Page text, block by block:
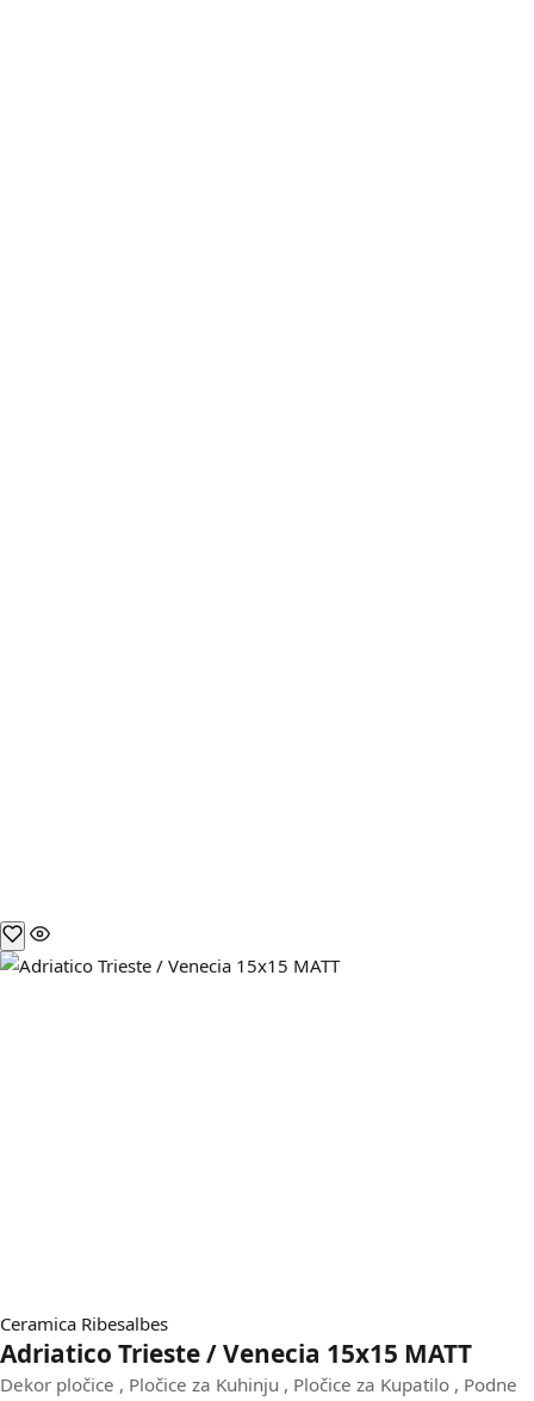
Ceramica Ribesalbes
Adriatico Trieste / Venecia 15x15 MATT
Dekor pločice , Pločice za Kuhinju , Pločice za Kupatilo , Podne